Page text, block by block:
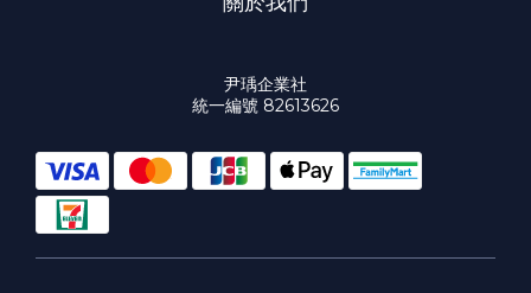
尹瑀企業社
統一編號 82613626